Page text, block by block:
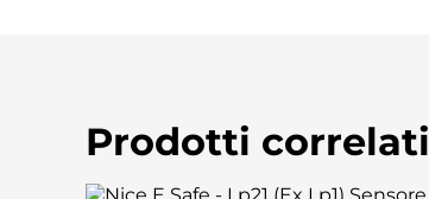
Prodotti correlati